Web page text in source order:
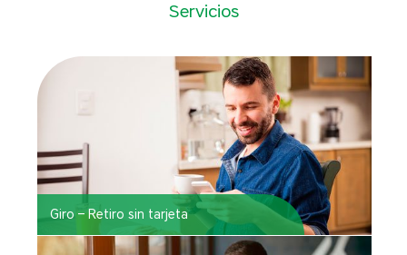
Servicios
Giro – Retiro sin tarjeta